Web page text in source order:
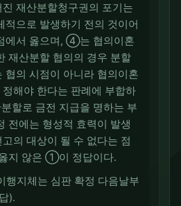
재산분할청구권의 포기는
적으로 발생하기 전의 것이어
에서 옳으며, ④는 협의이혼
재산분할 협의의 경우 분할
협의 시점이 아니라 협의이혼
해야 한다는 판례에 부합하
할로 금전 지급을 명하는 부
전에는 형성적 효력이 발생
의 대상이 될 수 없다는 점
지 않은 ①이 정답이다.
지체는 심판 확정 다음날부
).